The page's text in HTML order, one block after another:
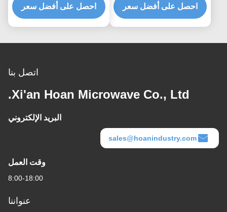
صمام الصدمة القابل
للتخصيص
احصل على أفضل سعر
الضوضاء المنقولة بالهيكل
احصل على أفضل سعر
اتصل بنا
Xi'an Hoan Microwave Co., Ltd.
البريد الإلكتروني
sales@hoanindustry.com
وقت العمل
8:00-18:00
عنواننا